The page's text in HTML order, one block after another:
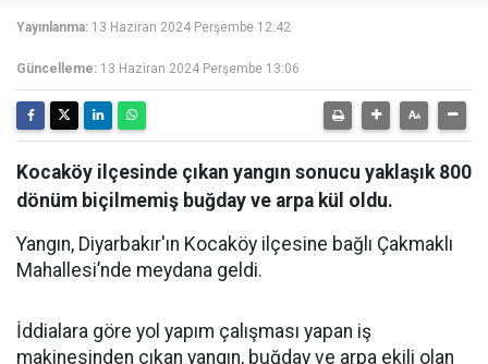
Yayınlanma: 13 Haziran 2024 Perşembe 12:42
Güncelleme: 13 Haziran 2024 Perşembe 13:06
Kocaköy ilçesinde çıkan yangın sonucu yaklaşık 800
dönüm biçilmemiş buğday ve arpa kül oldu.
Yangın, Diyarbakır'ın Kocaköy ilçesine bağlı Çakmaklı
Mahallesi’nde meydana geldi.
İddialara göre yol yapım çalışması yapan iş
makinesinden çıkan yangın, buğday ve arpa ekili olan